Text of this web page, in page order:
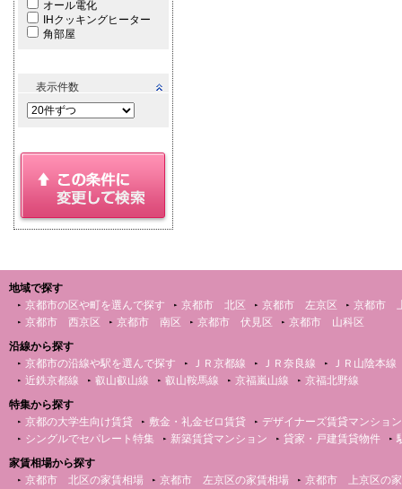
オール電化
IHクッキングヒーター
角部屋
表示件数
地域で探す
京都市の区や町を選んで探す
京都市 北区 京都市 左京区
京都市
京都市 西京区
京都市 南区 京都市 伏見区
京都市 山科区
沿線から探す
京都市の沿線や駅を選んで探す
ＪＲ京都線 ＪＲ奈良線
ＪＲ山陰本線
近鉄京都線
叡山叡山線 叡山鞍馬線 京福嵐山線
京福北野線
特集から探す
京都の大学生向け賃貸
敷金・礼金ゼロ賃貸
デザイナーズ賃貸マンション
シングルでセパレート特集
新築賃貸マンション 貸家・戸建賃貸物件
家賃相場から探す
京都市 北区の家賃相場
京都市 左京区の家賃相場
京都市 上京区の